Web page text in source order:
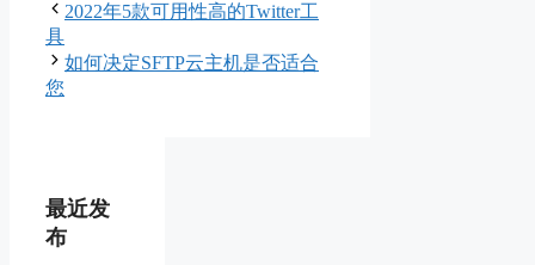
2022年5款可用性高的Twitter工
具
如何决定SFTP云主机是否适合
您
最近发
布